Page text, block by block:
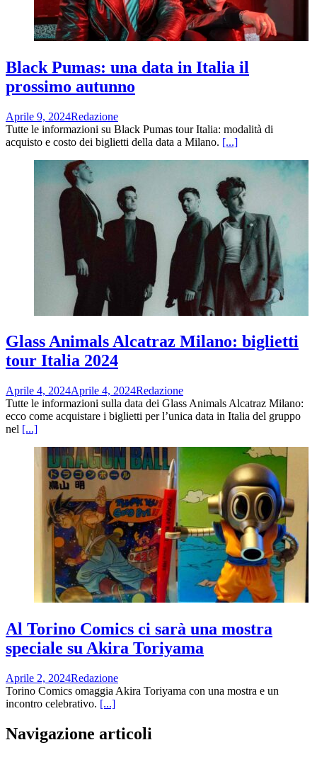
Black Pumas: una data in Italia il
prossimo autunno
Aprile 9, 2024Redazione
Tutte le informazioni su Black Pumas tour Italia: modalità di
acquisto e costo dei biglietti della data a Milano. [...]
Glass Animals Alcatraz Milano: biglietti
tour Italia 2024
Aprile 4, 2024Aprile 4, 2024Redazione
Tutte le informazioni sulla data dei Glass Animals Alcatraz Milano:
ecco come acquistare i biglietti per l’unica data in Italia del gruppo
nel [...]
Al Torino Comics ci sarà una mostra
speciale su Akira Toriyama
Aprile 2, 2024Redazione
Torino Comics omaggia Akira Toriyama con una mostra e un
incontro celebrativo. [...]
Navigazione articoli